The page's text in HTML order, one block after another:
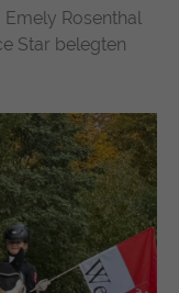
Emely Rosenthal
Star belegten
privacy